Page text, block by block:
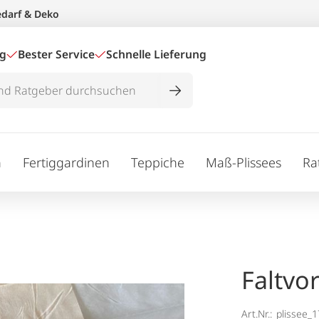
& Deko
Bester Service Schnelle Lieferung
Fertiggardinen Teppiche Maß-Plissees
Art.Nr.: